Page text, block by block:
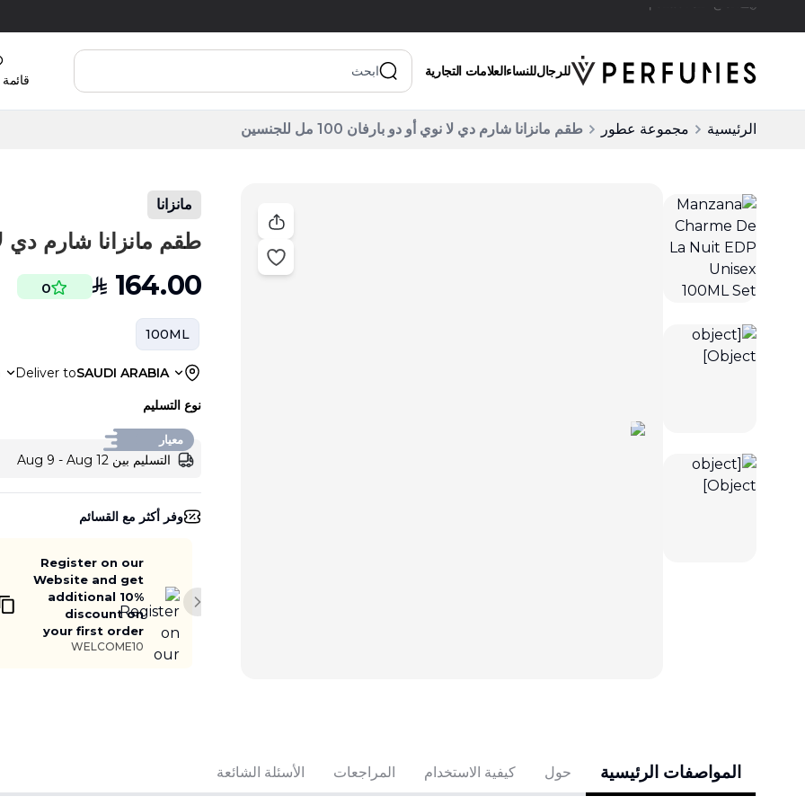
للرجالللنساءالعلامات التجارية
الرئيسية مجموعة عطور طقم مانزانا شارم دي لا نوي أو دو بارفان 100 مل للجنسين
مانزانا
طقم مانزانا شارم دي لا نوي
SAR 164.00
0
100ML
Deliver toSAUDI ARABIA
نوع التسليم
معيار
التسليم بين Aug 9 - Aug 12
وفر أكثر مع القسائم
Register on our
Website and get
additional 10%
discount on
your first order
WELCOME10
Next slide
المواصفات الرئيسية حول كيفية الاستخدام المراجعات الأسئلة الشائعة